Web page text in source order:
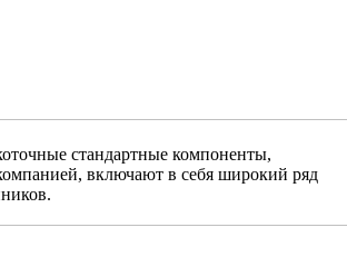
стандартные компоненты,
включают в себя широкий ряд